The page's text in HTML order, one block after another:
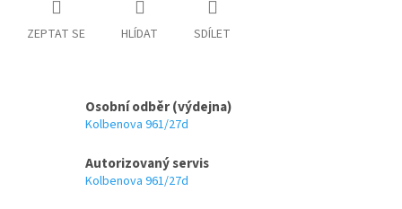
ZEPTAT SE HLÍDAT SDÍLET
Osobní odběr (výdejna)
Kolbenova 961/27d
Autorizovaný servis
Kolbenova 961/27d